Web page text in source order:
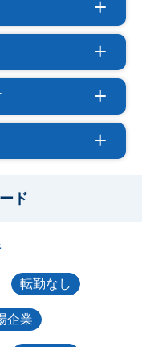
ド
転勤なし
企業